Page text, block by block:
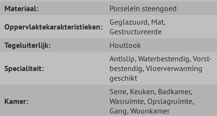
Materiaal:
Porselein steengoed
Oppervlaktekarakteristieken:
Geglazuurd, Mat,
Gestructureerde
Tegeluiterlijk:
Houtlook
Specialiteit:
Antislip, Waterbestendig, Vorst-
bestendig, Vloerverwarming
geschikt
Kamer:
Serre, Keuken, Badkamer,
Wasruimte, Opslagruimte,
Gang, Woonkamer